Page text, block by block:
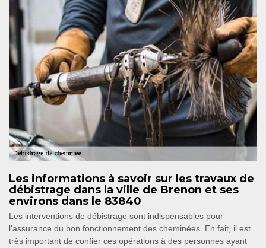
Les informations à savoir sur les travaux de
débistrage dans la ville de Brenon et ses
environs dans le 83840
Les interventions de débistrage sont indispensables pour
l'assurance du bon fonctionnement des cheminées. En fait, il est
très important de confier ces opérations à des personnes ayant